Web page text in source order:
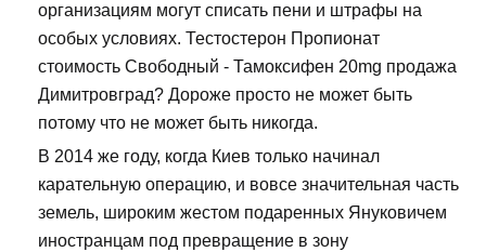
организациям могут списать пени и штрафы на
особых условиях. Тестостерон Пропионат
стоимость Свободный - Тамоксифен 20mg продажа
Димитровград? Дороже просто не может быть
потому что не может быть никогда.
В 2014 же году, когда Киев только начинал
карательную операцию, и вовсе значительная часть
земель, широким жестом подаренных Януковичем
иностранцам под превращение в зону